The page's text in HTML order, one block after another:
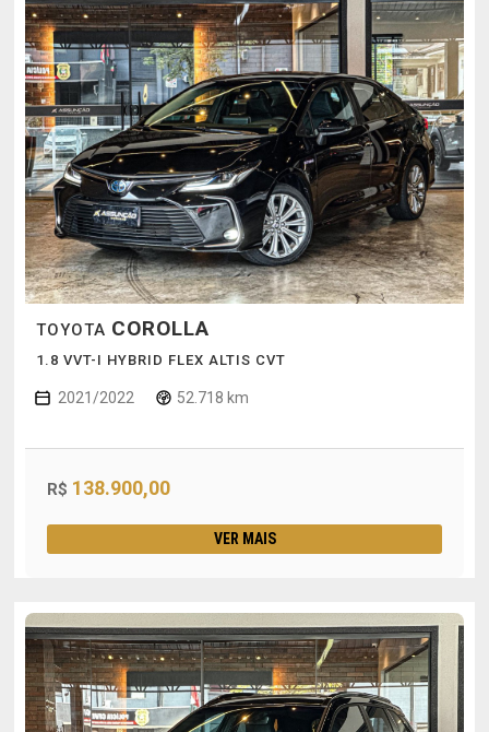
TOYOTA COROLLA
1.8 VVT-I HYBRID FLEX ALTIS CVT
2021/2022 52.718 km
R$ 138.900,00
VER MAIS